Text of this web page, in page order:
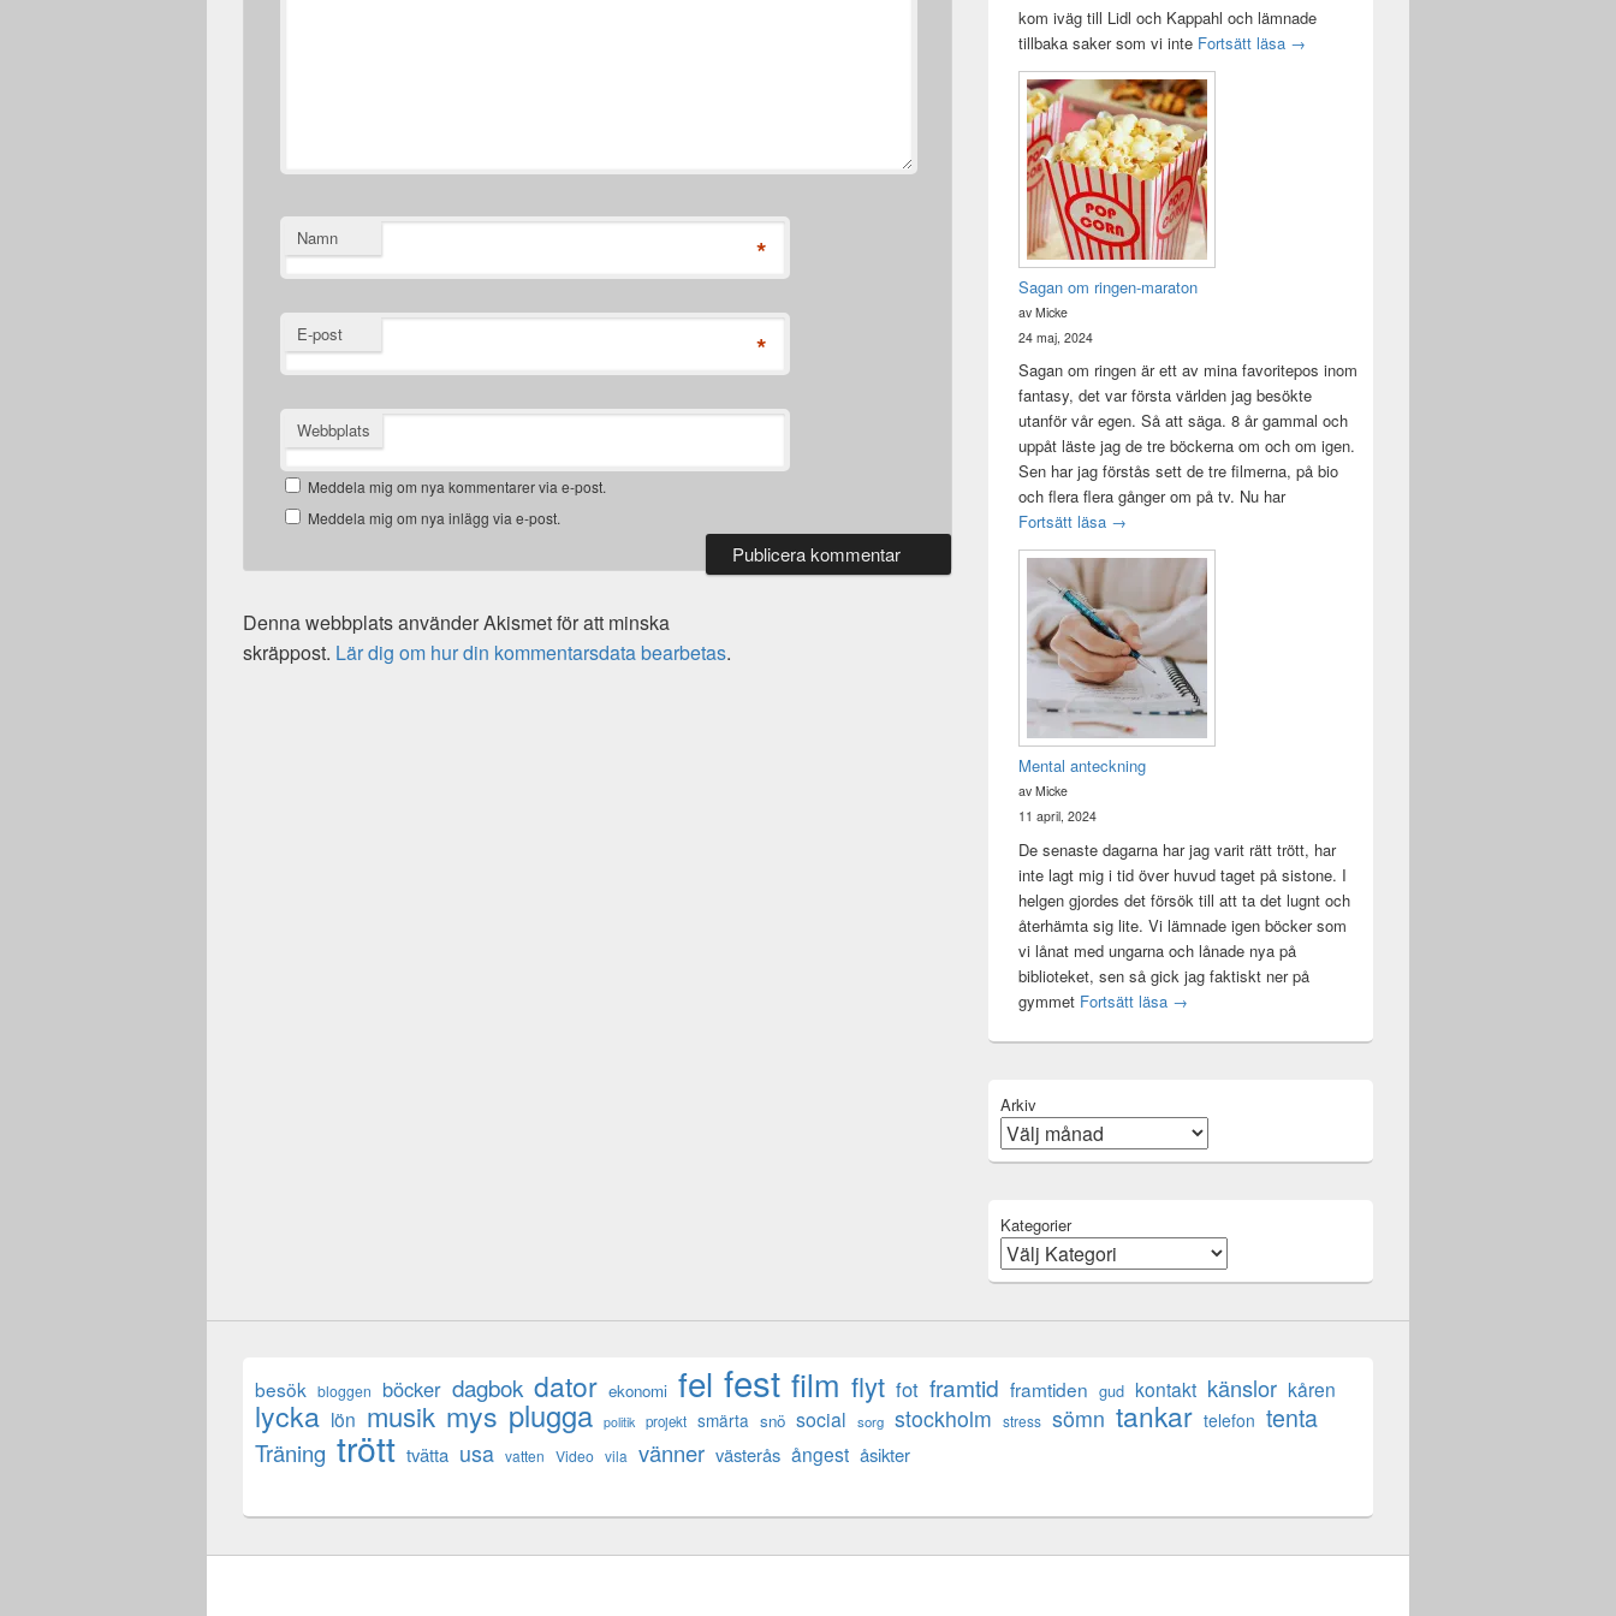
Namn *
E-post *
Webbplats
Meddela mig om nya kommentarer via e-post.
Meddela mig om nya inlägg via e-post.
Denna webbplats använder Akismet för att minska
skräppost. Lär dig om hur din kommentarsdata bearbetas.
kom iväg till Lidl och Kappahl och lämnade
tillbaka saker som vi inte Fortsätt läsa Idag var det en bra dag
→
Sagan om ringen-maraton
av Micke
24 maj, 2024
Sagan om ringen är ett av mina favoritepos inom
fantasy, det var första världen jag besökte
utanför vår egen. Så att säga. 8 år gammal och
uppåt läste jag de tre böckerna om och om igen.
Sen har jag förstås sett de tre filmerna, på bio
och flera flera gånger om på tv. Nu har
Fortsätt läsa Sagan om ringen-maraton
→
Mental anteckning
av Micke
11 april, 2024
De senaste dagarna har jag varit rätt trött, har
inte lagt mig i tid över huvud taget på sistone. I
helgen gjordes det försök till att ta det lugnt och
återhämta sig lite. Vi lämnade igen böcker som
vi lånat med ungarna och lånade nya på
biblioteket, sen så gick jag faktiskt ner på
gymmet Fortsätt läsa Mental anteckning
→
Arkiv
Kategorier
besök bloggen böcker dagbok dator ekonomi fel fest film flyt fot framtid framtiden gud kontakt känslor kåren
lycka lön musik mys plugga politik projekt smärta snö social sorg stockholm stress sömn tankar telefon tenta
Träning trött tvätta usa vatten Video vila vänner västerås ångest åsikter